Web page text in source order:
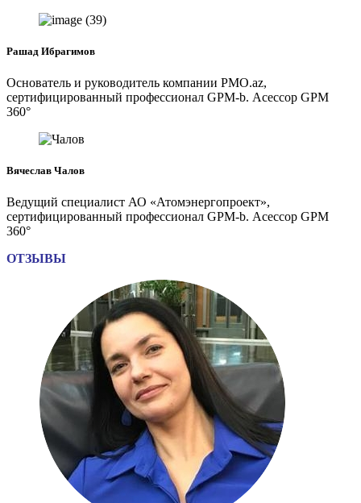
Рашад Ибрагимов
Основатель и руководитель компании PMO.az,
сертифицированный профессионал GPM-b. Асессор GPM
360°
Вячеслав Чалов
Ведущий специалист АО «Атомэнергопроект»,
сертифицированный профессионал GPM-b. Асессор GPM
360°
ОТЗЫВЫ